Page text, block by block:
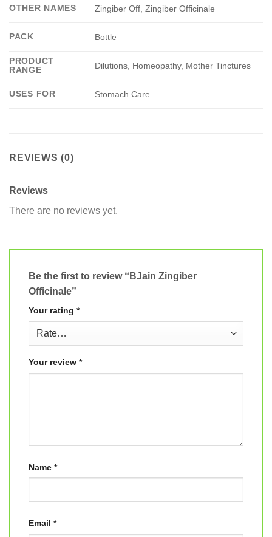
OTHER NAMES Zingiber Off, Zingiber Officinale
PACK Bottle
PRODUCT
RANGE
Dilutions, Homeopathy, Mother Tinctures
USES FOR Stomach Care
REVIEWS (0)
Reviews
There are no reviews yet.
Be the first to review “BJain Zingiber
Officinale”
Your rating *
Your review *
Name *
Email *